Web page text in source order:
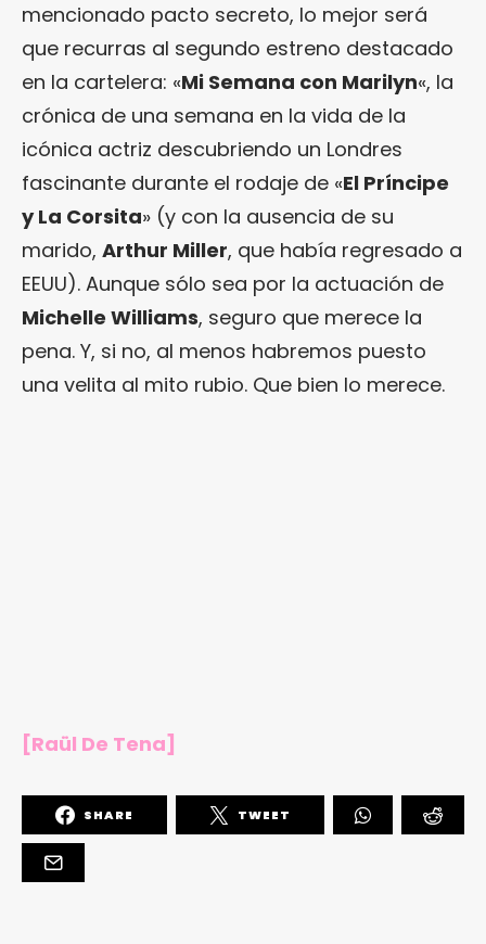
mencionado pacto secreto, lo mejor será
que recurras al segundo estreno destacado
en la cartelera: «Mi Semana con Marilyn«, la
crónica de una semana en la vida de la
icónica actriz descubriendo un Londres
fascinante durante el rodaje de «El Príncipe
y La Corsita» (y con la ausencia de su
marido, Arthur Miller, que había regresado a
EEUU). Aunque sólo sea por la actuación de
Michelle Williams, seguro que merece la
pena. Y, si no, al menos habremos puesto
una velita al mito rubio. Que bien lo merece.
[Raül De Tena]
SHARE TWEET